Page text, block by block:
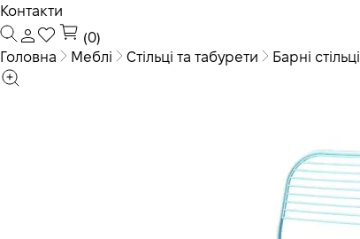
Контакти
(0)
Головна
Меблі Стільці та табурети Барні стільці